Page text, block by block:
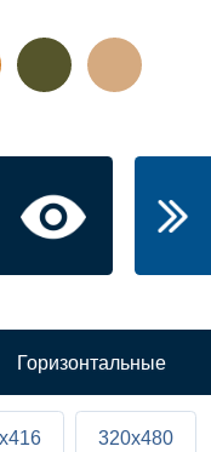
Горизонтальные
320x480